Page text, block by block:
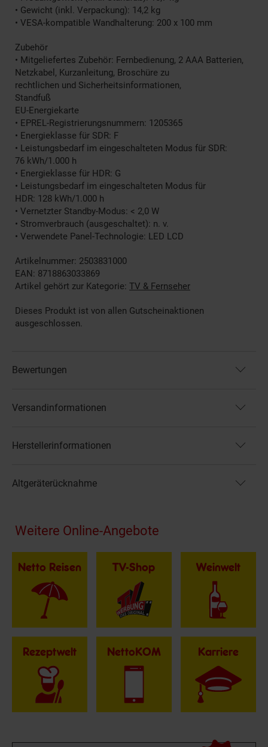
• Gewicht (inkl. Verpackung): 14,2 kg
• VESA-kompatible Wandhalterung: 200 x 100 mm
Zubehör
• Mitgeliefertes Zubehör: Fernbedienung, 2 AAA Batterien,
Netzkabel, Kurzanleitung, Broschüre zu
rechtlichen und Sicherheitsinformationen,
Standfuß
EU-Energiekarte
• EPREL-Registrierungsnummern: 1205365
• Energieklasse für SDR: F
• Leistungsbedarf im eingeschalteten Modus für SDR:
76 kWh/1.000 h
• Energieklasse für HDR: G
• Leistungsbedarf im eingeschalteten Modus für
HDR: 128 kWh/1.000 h
• Vernetzter Standby-Modus: < 2,0 W
• Stromverbrauch (ausgeschaltet): n. v.
• Verwendete Panel-Technologie: LED LCD
Artikelnummer: 2503831000
EAN: 8718863033869
Artikel gehört zur Kategorie: TV & Fernseher
Dieses Produkt ist von allen Gutscheinaktionen
ausgeschlossen.
Bewertungen
Versandinformationen
Herstellerinformationen
Altgeräterücknahme
Fußzeile
Weitere Online-Angebote
Netto Reisen TV-Shop Weinwelt
Rezeptwelt NettoKOM Karriere